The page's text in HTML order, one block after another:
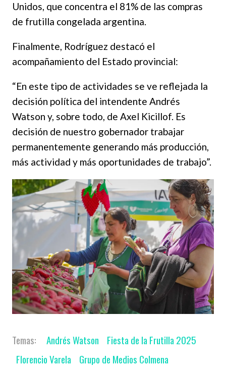
Unidos, que concentra el 81% de las compras
de frutilla congelada argentina.
Finalmente, Rodríguez destacó el
acompañamiento del Estado provincial:
“En este tipo de actividades se ve reflejada la
decisión política del intendente Andrés
Watson y, sobre todo, de Axel Kicillof. Es
decisión de nuestro gobernador trabajar
permanentemente generando más producción,
más actividad y más oportunidades de trabajo”.
Andrés Watson
Fiesta de la Frutilla 2025
Florencio Varela
Grupo de Medios Colmena